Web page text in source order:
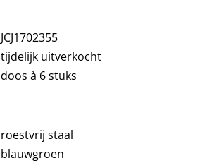
JCJ1702355
tijdelijk uitverkocht
doos à 6 stuks
roestvrij staal
blauwgroen